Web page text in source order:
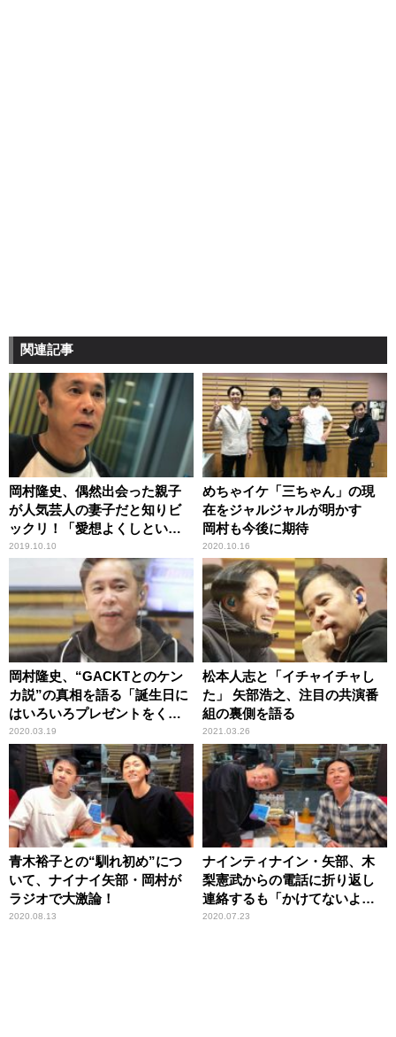
関連記事
岡村隆史、偶然出会った親子
が人気芸人の妻子だと知りビ
ックリ！「愛想よくしといて
良かった」
2019.10.10
めちゃイケ「三ちゃん」の現
在をジャルジャルが明かす
岡村も今後に期待
2020.10.16
岡村隆史、“GACKTとのケン
カ説”の真相を語る「誕生日に
はいろいろプレゼントをくれ
る」
2020.03.19
松本人志と「イチャイチャし
た」 矢部浩之、注目の共演番
組の裏側を語る
2021.03.26
青木裕子との“馴れ初め”につ
いて、ナイナイ矢部・岡村が
ラジオで大激論！
2020.08.13
ナインティナイン・矢部、木
梨憲武からの電話に折り返し
連絡するも「かけてないよ」
と言われ戸惑う
2020.07.23